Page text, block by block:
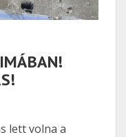
lett volna a